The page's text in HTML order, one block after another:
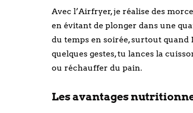
Avec l’Airfryer, je réalise des
en évitant de plonger dans une
du temps en soirée, surtout quand
quelques gestes, tu lances la
ou réchauffer du pain.
Les avantages